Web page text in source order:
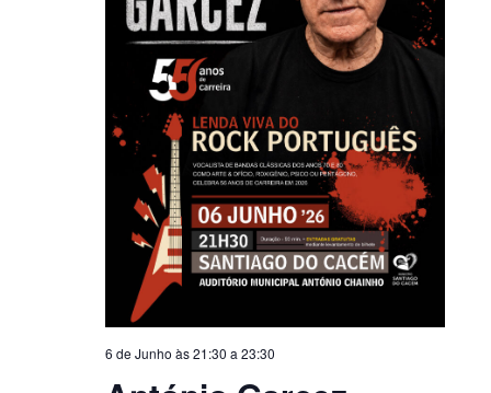
6 de Junho às 21:30 a 23:30